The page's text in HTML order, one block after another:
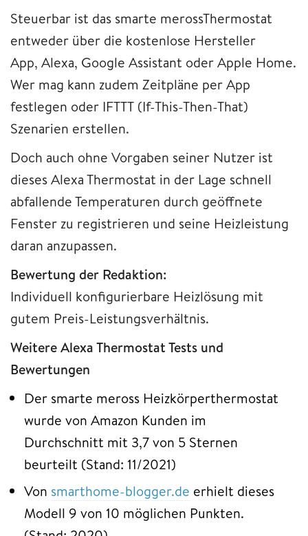
Steuerbar ist das smarte merossThermostat
entweder über die kostenlose Hersteller
App, Alexa, Google Assistant oder Apple Home.
Wer mag kann zudem Zeitpläne per App
festlegen oder IFTTT (If-This-Then-That)
Szenarien erstellen.
Doch auch ohne Vorgaben seiner Nutzer ist
dieses Alexa Thermostat in der Lage schnell
abfallende Temperaturen durch geöffnete
Fenster zu registrieren und seine Heizleistung
daran anzupassen.
Bewertung der Redaktion:
Individuell konfigurierbare Heizlösung mit
gutem Preis-Leistungsverhältnis.
Weitere Alexa Thermostat Tests und
Bewertungen
Der smarte meross Heizkörperthermostat
wurde von Amazon Kunden im
Durchschnitt mit 3,7 von 5 Sternen
beurteilt (Stand: 11/2021)
Von smarthome-blogger.de erhielt dieses
Modell 9 von 10 möglichen Punkten.